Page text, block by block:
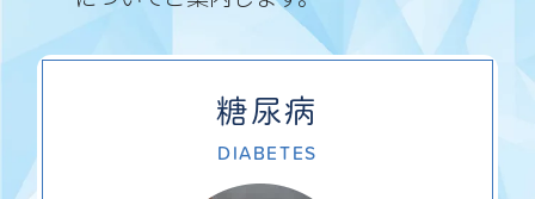
糖尿病
DIABETES